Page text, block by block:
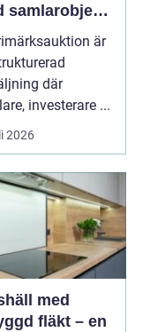
samlarobjekt i
är
där
investerare ...
2026
med
fläkt – en